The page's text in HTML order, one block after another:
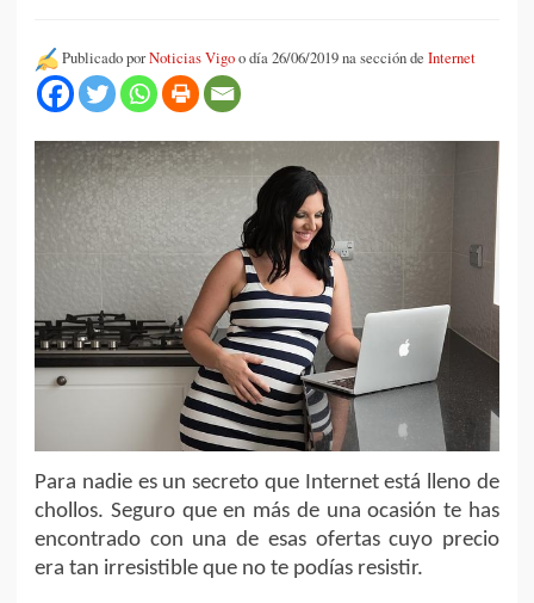
Publicado porNoticias Vigoo día 26/06/2019 na sección de Internet
Para nadie es un secreto que Internet está lleno de
chollos. Seguro que en más de una ocasión te has
encontrado con una de esas ofertas cuyo precio
era tan irresistible que no te podías resistir.